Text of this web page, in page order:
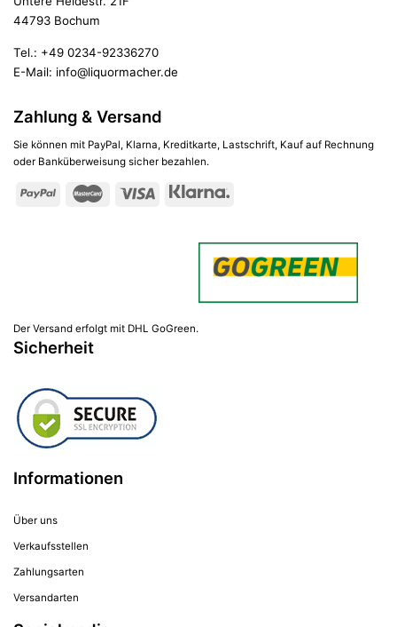
44793 Bochum
Tel.: +49 0234-92336270
E-Mail: info@liquormacher.de
Zahlung & Versand
Sie können mit PayPal, Klarna, Kreditkarte, Lastschrift, Kauf auf Rechnung
oder Banküberweisung sicher bezahlen.
Der Versand erfolgt mit DHL GoGreen.
Sicherheit
Informationen
Über uns
Verkaufsstellen
Zahlungsarten
Versandarten